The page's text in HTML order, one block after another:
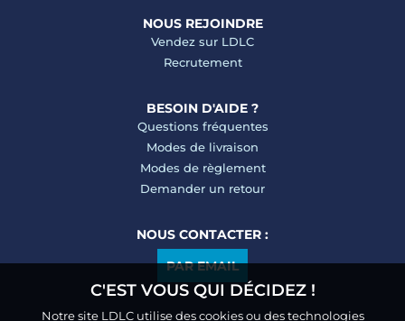
NOUS REJOINDRE
Vendez sur LDLC
Recrutement
BESOIN D'AIDE ?
Questions fréquentes
Modes de livraison
Modes de règlement
Demander un retour
NOUS CONTACTER :
PAR EMAIL
C'EST VOUS QUI DÉCIDEZ !
Notre site LDLC utilise des cookies ou des technologies